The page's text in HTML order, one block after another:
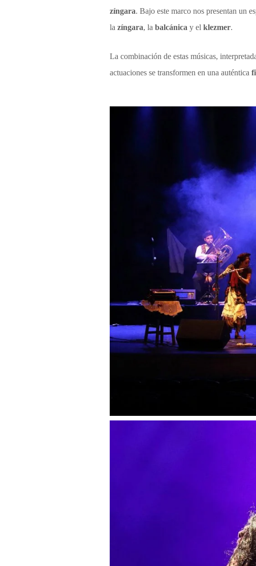
zíngara. Bajo este marco nos presentan un
la zíngara, labalcánica y elklezmer.
La combinación de estas músicas,
actuaciones se transformen en una auténtica